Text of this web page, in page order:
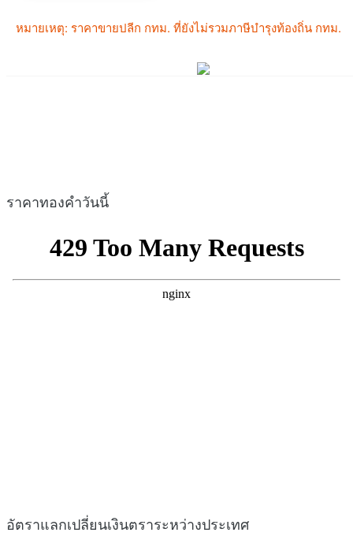
ราคาทองคำวันนี้
อัตราแลกเปลี่ยนเงินตราระหว่างประเทศ